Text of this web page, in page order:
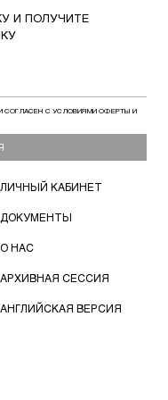
И ПОЛУЧИТЕ
СОГЛАСЕН С УСЛОВИЯМИ ОФЕРТЫ И
ЛИЧНЫЙ КАБИНЕТ
ДОКУМЕНТЫ
О НАС
АРХИВНАЯ СЕССИЯ
АНГЛИЙСКАЯ ВЕРСИЯ